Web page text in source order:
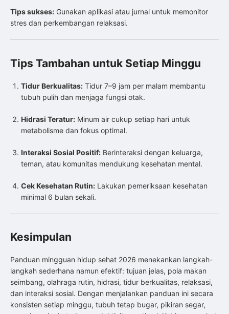
Tips sukses: Gunakan aplikasi atau jurnal untuk memonitor
stres dan perkembangan relaksasi.
Tips Tambahan untuk Setiap Minggu
Tidur Berkualitas: Tidur 7–9 jam per malam membantu
tubuh pulih dan menjaga fungsi otak.
Hidrasi Teratur: Minum air cukup setiap hari untuk
metabolisme dan fokus optimal.
Interaksi Sosial Positif: Berinteraksi dengan keluarga,
teman, atau komunitas mendukung kesehatan mental.
Cek Kesehatan Rutin: Lakukan pemeriksaan kesehatan
minimal 6 bulan sekali.
Kesimpulan
Panduan mingguan hidup sehat 2026 menekankan langkah-
langkah sederhana namun efektif: tujuan jelas, pola makan
seimbang, olahraga rutin, hidrasi, tidur berkualitas, relaksasi,
dan interaksi sosial. Dengan menjalankan panduan ini secara
konsisten setiap minggu, tubuh tetap bugar, pikiran segar,